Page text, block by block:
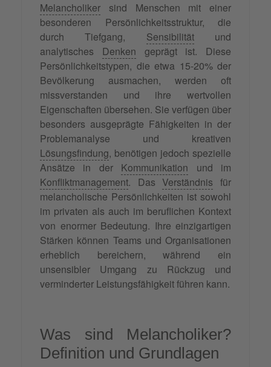
Melancholiker sind Menschen mit einer
besonderen Persönlichkeitsstruktur, die
durch Tiefgang, Sensibilitätund
analytisches Denken geprägt ist. Diese
Persönlichkeitstypen, die etwa 15-20% der
Bevölkerung ausmachen, werden oft
missverstanden und ihre wertvollen
Eigenschaften übersehen. Sie verfügen über
besonders ausgeprägte Fähigkeiten in der
Problemanalyse und kreativen
Lösungsfindung, benötigen jedoch spezielle
Ansätze in der Kommunikation und im
Konfliktmanagement. Das Verständnis für
melancholische Persönlichkeiten ist sowohl
im privaten als auch im beruflichen Kontext
von enormer Bedeutung. Ihre einzigartigen
Stärken können Teams und Organisationen
erheblich bereichern, während ein
unsensibler Umgang zu Rückzug und
verminderter Leistungsfähigkeit führen kann.
Was sind Melancholiker?
Definition und Grundlagen